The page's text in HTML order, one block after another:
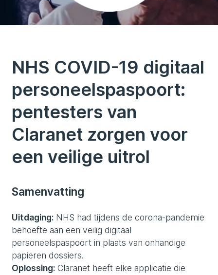
NHS COVID-19 digitaal
personeelspaspoort:
pentesters van
Claranet zorgen voor
een veilige uitrol
Samenvatting
Uitdaging: NHS had tijdens de corona-pandemie
behoefte aan een veilig digitaal
personeelspaspoort in plaats van onhandige
papieren dossiers.
Oplossing: Claranet heeft elke applicatie die